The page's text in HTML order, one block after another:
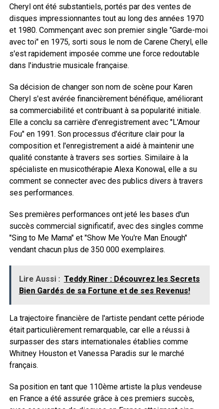
Cheryl ont été substantiels, portés par des ventes de
disques impressionnantes tout au long des années 1970
et 1980. Commençant avec son premier single "Garde-moi
avec toi" en 1975, sorti sous le nom de Carene Cheryl, elle
s'est rapidement imposée comme une force redoutable
dans l'industrie musicale française.
Sa décision de changer son nom de scène pour Karen
Cheryl s'est avérée financièrement bénéfique, améliorant
sa commerciabilité et contribuant à sa popularité initiale.
Elle a conclu sa carrière d'enregistrement avec "L'Amour
Fou" en 1991. Son processus d'écriture clair pour la
composition et l'enregistrement a aidé à maintenir une
qualité constante à travers ses sorties. Similaire à la
spécialiste en musicothérapie Alexa Konowal, elle a su
comment se connecter avec des publics divers à travers
ses performances.
Ses premières performances ont jeté les bases d'un
succès commercial significatif, avec des singles comme
"Sing to Me Mama" et "Show Me You're Man Enough"
vendant chacun plus de 350 000 exemplaires.
Lire Aussi : Teddy Riner : Découvrez les Secrets
Bien Gardés de sa Fortune et de ses Revenus!
La trajectoire financière de l'artiste pendant cette période
était particulièrement remarquable, car elle a réussi à
surpasser des stars internationales établies comme
Whitney Houston et Vanessa Paradis sur le marché
français.
Sa position en tant que 110ème artiste la plus vendeuse
en France a été assurée grâce à ces premiers succès,